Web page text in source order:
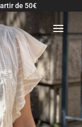
de 50€